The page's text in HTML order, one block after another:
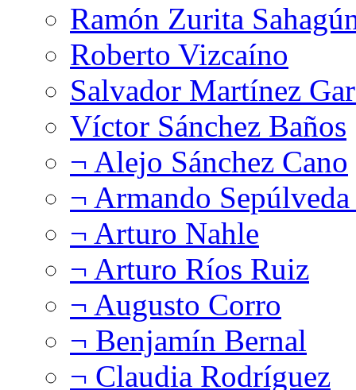
Ramón Zurita
Roberto Vizcaíno
Salvador Martínez
Víctor Sánchez Baños
¬ Alejo Sánchez Cano
¬ Armando
¬ Arturo Nahle
¬ Arturo Ríos Ruiz
¬ Augusto Corro
¬ Benjamín Bernal
¬ Claudia Rodríguez